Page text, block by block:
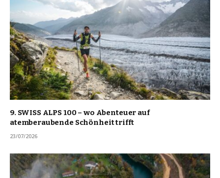
9. SWISS ALPS 100 – wo Abenteuer auf
atemberaubende Schönheit trifft
23/07/2026